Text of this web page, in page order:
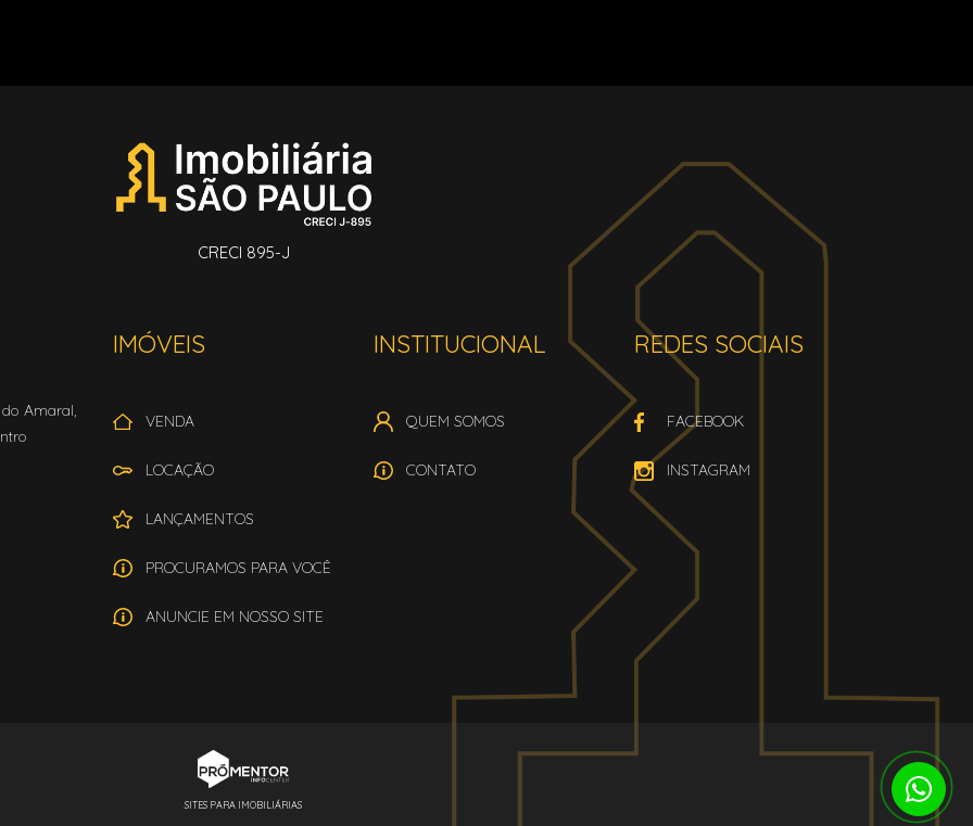
CRECI 895-J
Amaral,
IMÓVEIS
VENDA
LOCAÇÃO
LANÇAMENTOS
PROCURAMOS PARA VOCÊ
ANUNCIE EM NOSSO SITE
INSTITUCIONAL
QUEM SOMOS
CONTATO
REDES SOCIAIS
FACEBOOK
INSTAGRAM
SITES PARA IMOBILIÁRIAS